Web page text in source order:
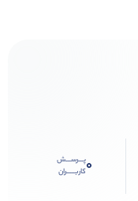
0پـــرســـش
کاربـــــران